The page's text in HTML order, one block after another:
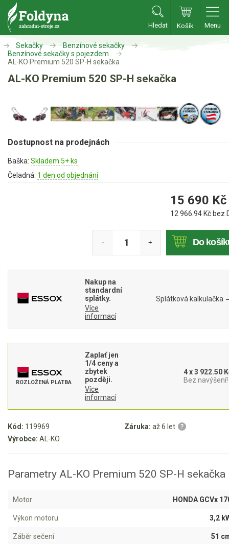
Hledat Košík Menu
Zahradní traktory
Příslušenství
Sekačky
Benzínové sekačky
Mulčovače
Křovinořezy a vyžínače
Benzínové křovinořezy a vyžínače
Aku křovinořezy a vyžínače
Aku pily
Vyvětvovací pily
Aku křovinořezy a vyžínače
Sekačky
Benzínové sekačky
Benzínové sekačky s pojezdem
AL-KO Premium 520 SP-H sekačka
AL-KO Premium 520 SP-H sekačka
Kód: 119969 Záruka: až 6 let ?
Výrobce: AL-KO
Dostupnost na prodejnách
Baška: Skladem 5+ ks
Čeladná: 1 den od objednání
15 690 Kč
12 966.94 Kč bez
- + Do
Nakup na
standardní
splátky.
Více
informací
Splátková kalkulačka
ROZLOŽENÁ PLATBA
Zaplať jen
1/4 ceny a
zbytek
později.
Více
informací
4 x 3 922.50
Bez navýšení!
Parametry AL-KO Premium 520 SP-H sekačka
Motor HONDA GCVx
Výkon motoru 3,2
Záběr sečení 51